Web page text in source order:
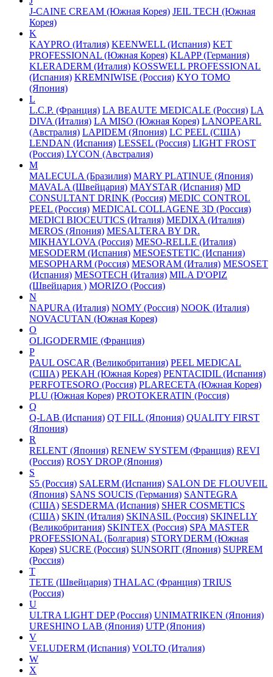
J-CAINE CREAM (Южная Корея) JEIL TECH (Южная
Корея)
K
KAYPRO (Италия) KEENWELL (Испания) KET
PROFESSIONAL (Южная Корея) KLAPP (Германия)
KLERADERM (Италия) KOSSWELL PROFESSIONAL
(Испания) KREMNIWISE (Россия) KYO TOMO
(Япония)
L
L.C.P. (Франция) LA BEAUTE MEDICALE (Россия) LA
DIVA (Италия) LA MISO (Южная Корея) LANOPEARL
(Австралия) LAPIDEM (Япония) LC PEEL (США)
LENDAN (Испания) LESSEL (Россия) LIGHT FROST
(Россия) LYCON (Австралия)
M
MALECULA (Бразилия) MARY PLATINUE (Япония)
MAVALA (Швейцария) MAYSTAR (Испания) MD
CONSULTANT DRINK (Россия) MEDIC CONTROL
PEEL (Россия) MEDICAL COLLAGENE 3D (Россия)
MEDICI BIOCEUTICS (Италия) MEDIXA (Италия)
MEROS (Япония) MESALTERA BY DR.
MIKHAYLOVA (Россия) MESO-RELLE (Италия)
MESODERM (Испания) MESOESTETIC (Испания)
MESOPHARM (Россия) MESORAM (Италия) MESOSET
(Испания) MESOTECH (Италия) MILA D'OPIZ
(Швейцария ) MORIZO (Россия)
N
NAPURA (Италия) NOMY (Россия) NOOK (Италия)
NOVACUTAN (Южная Корея)
O
OLIGODERMIE (Франция)
P
PAUL OSCAR (Великобритания) PEEL MEDICAL
(США) PEKAH (Южная Корея) PENTACIDIL (Испания)
PERFOTESORO (Россия) PLARECETA (Южная Корея)
PLU (Южная Корея) PROTOKERATIN (Россия)
Q
Q-LAB (Испания) QT FILL (Япония) QUALITY FIRST
(Япония)
R
RELENT (Япония) RENEW SYSTEM (Франция) REVI
(Россия) ROSY DROP (Япония)
S
S5 (Россия) SALERM (Испания) SALON DE FLOUVEIL
(Япония) SANS SOUCIS (Германия) SANTEGRA
(США) SESDERMA (Испания) SHER COSMETICS
(США) SKIN (Италия) SKINASIL (Россия) SKINELLY
(Великобритания) SKINTEX (Россия) SPA MASTER
PROFESSIONAL (Болгария) STORYDERM (Южная
Корея) SUCRE (Россия) SUNSORIT (Япония) SUPREM
(Россия)
T
TETE (Швейцария) THALAC (Франция) TRIUS
(Россия)
U
ULTRA LIGHT DEP (Россия) UNIMATRIKEN (Япония)
URESHINO LAB (Япония) UTP (Япония)
V
VELUDERM (Испания) VOLTO (Италия)
W
X